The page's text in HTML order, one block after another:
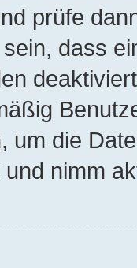
prüfe
dass
um die
nimm